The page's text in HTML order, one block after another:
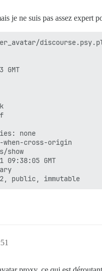
je ne suis pas assez expert
none
cross-origin
show
GMT